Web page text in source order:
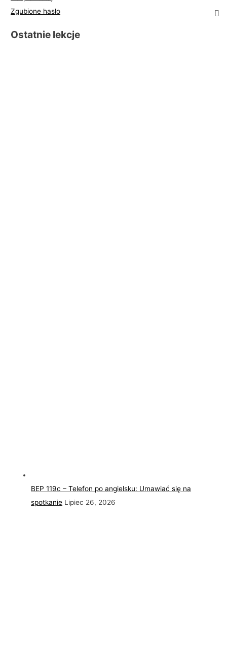
Zgubione hasło
Ostatnie lekcje
BEP 119c – Telefon po angielsku: Umawiać się na
spotkanie Lipiec 26, 2026